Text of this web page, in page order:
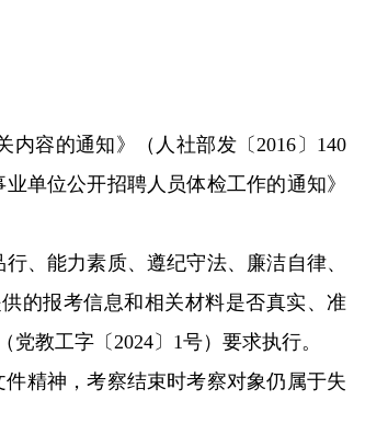
容的通知》（人社部发〔2016〕140
单位公开招聘人员体检工作的通知》
、能力素质、遵纪守法、廉洁自律、
的报考信息和相关材料是否真实、准
教工字〔2024〕1号）要求执行。
精神，考察结束时考察对象仍属于失